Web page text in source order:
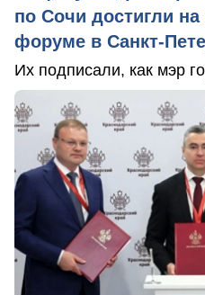
по Сочи достигли
форуме в Санкт-
Их подписали, как мэр